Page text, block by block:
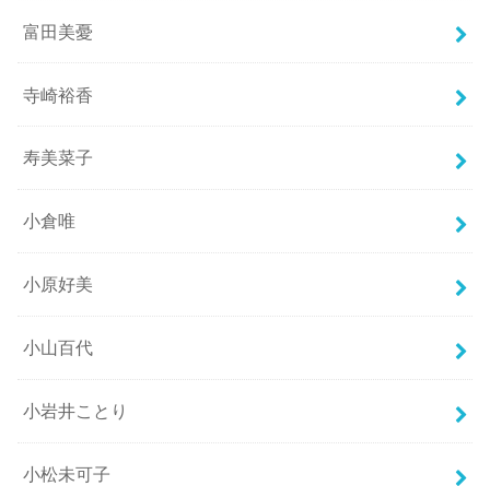
富田美憂
寺崎裕香
寿美菜子
小倉唯
小原好美
小山百代
小岩井ことり
小松未可子